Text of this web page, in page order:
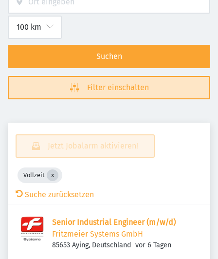
Suchen
Filter einschalten
Jetzt Jobalarm aktivieren!
Vollzeit
Suche zurücksetzen
Senior Industrial Engineer (m/w/d)
Fritzmeier Systems GmbH
85653 Aying, Deutschland Veröffentlicht
vor 6 Tagen